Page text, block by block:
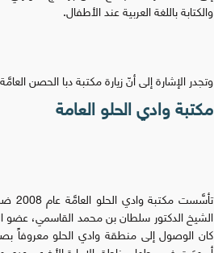
والكتابة باللغة العربية عند الأطفال.
وتجدر الإشارة إلى أنّ زيارة مكتبة دبا الحصن العامَّة مُتاحة من الساعة 8 صباحاً وحتى
مكتبة وادي الحلو العامة
الشيخ الدكتور سلطان بن محمد القاسمي، عضو
كان الوصول إلى منطقة وادي الحلو معروفاً